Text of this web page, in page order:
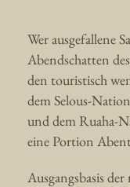
Wer ausgefallene
Abendschatten
den touristisch
dem Selous-
und dem Ruaha-
eine Portion
Ausgangsbasis